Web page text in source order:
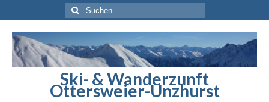
Suchen
nach:
Ski- & Wanderzunft
Ottersweier-Unzhurst